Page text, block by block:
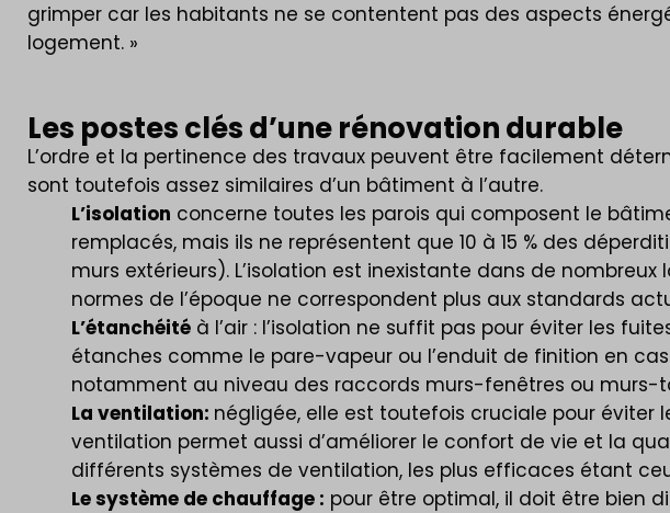
grimper car les habitants ne se contentent pas des aspects
logement. »
Les postes clés d’une rénovation durable
L’ordre et la pertinence des travaux peuvent être facilement
sont toutefois assez similaires d’un bâtiment à l’autre.
L’isolation concerne toutes les parois qui composent le
remplacés, mais ils ne représentent que 10 à 15 % des
murs extérieurs). L’isolation est inexistante dans de
normes de l’époque ne correspondent plus aux standards
L’étanchéité à l’air : l’isolation ne suffit pas pour éviter les
étanches comme le pare-vapeur ou l’enduit de finition en
notamment au niveau des raccords murs-fenêtres ou murs-
La ventilation: négligée, elle est toutefois cruciale pour éviter
ventilation permet aussi d’améliorer le confort de vie et la
différents systèmes de ventilation, les plus efficaces étant
Le système de chauffage : pour être optimal, il doit être bien